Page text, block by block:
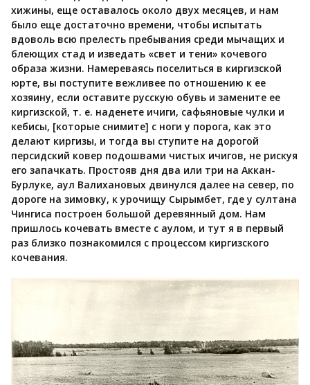
хижины, еще оставалось около двух месяцев, и нам
было еще достаточно времени, чтобы испытать
вдоволь всю прелесть пребывания среди мычащих и
блеющих стад и изведать «свет и тени» кочевого
образа жизни. Намереваясь поселиться в киргизской
юрте, вы поступите вежливее по отношению к ее
хозяину, если оставите русскую обувь и замените ее
киргизской, т. е. наденете ичиги, сафьяновые чулки и
кебисы, [которые снимите] с ноги у порога, как это
делают киргизы, и тогда вы ступите на дорогой
персидский ковер подошвами чистых ичигов, не рискуя
его запачкать. Простояв дня два или три на Аккан-
Бурлуке, аул Валихановых двинулся далее на север, по
дороге на зимовку, к урочищу Сырымбет, где у султана
Чингиса построен большой деревянный дом. Нам
пришлось кочевать вместе с аулом, и тут я в первый
раз близко познакомился с процессом киргизского
кочевания.